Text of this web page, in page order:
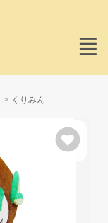
くりみん